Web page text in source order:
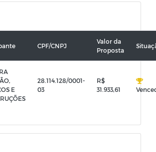
CPF/CNPJ
Valor da
Proposta
E
28.114.128/0001-
03
R$
31.933,61